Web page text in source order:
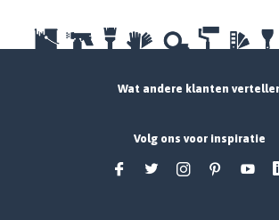
Wat andere klanten
Volg ons voor inspiratie